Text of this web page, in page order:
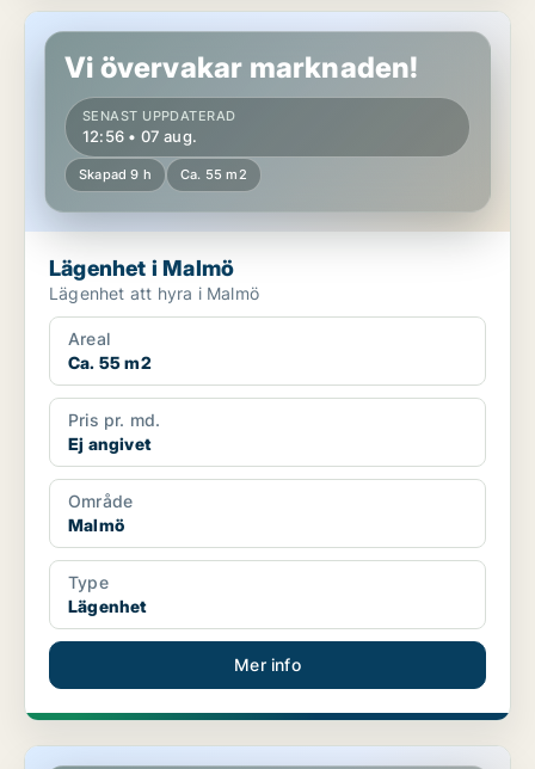
Lägenhet i Malmö
Vi övervakar marknaden!
SENAST UPPDATERAD
12:56 • 07 aug.
Skapad 9 h Ca. 55 m2
Lägenhet i Malmö
Lägenhet att hyra i Malmö
Areal
Ca. 55 m2
Pris pr. md.
Ej angivet
Område
Malmö
Type
Lägenhet
Mer info
Lägenhet i Malmö